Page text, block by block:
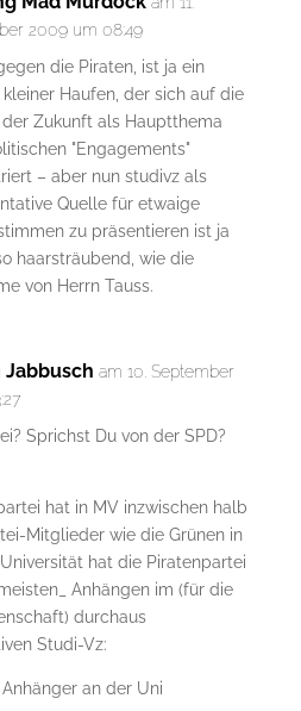
2009 um 08:49
die Piraten, ist ja ein
kleiner Haufen, der sich auf die
der Zukunft als Hauptthema
"Engagements"
– aber nun studivz als
Quelle für etwaige
zu präsentieren ist ja
haarsträubend, wie die
von Herrn Tauss.
Jabbusch am 10. September
Sprichst Du von der SPD?
hat in MV inzwischen halb
Mitglieder wie die Grünen in
hat die Piratenpartei
Anhängen im (für die
durchaus
Studi-Vz:
Anhänger an der Uni